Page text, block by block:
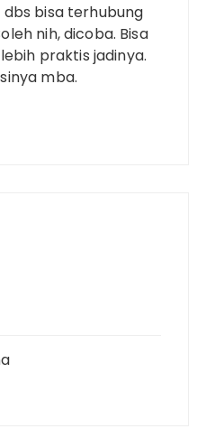
bisa terhubung
nih, dicoba. Bisa
praktis jadinya.
mba.